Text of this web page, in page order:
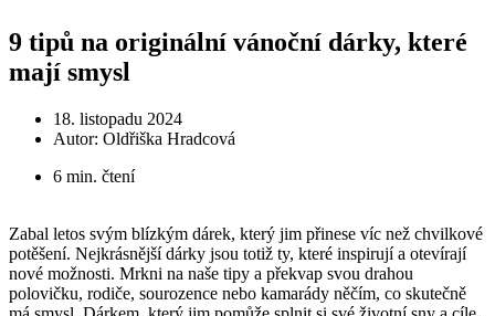
9 tipů na originální vánoční dárky, které
mají smysl
18. listopadu 2024
Autor: Oldřiška Hradcová
6 min. čtení
Zabal letos svým blízkým dárek, který jim přinese víc než chvilkové
potěšení. Nejkrásnější dárky jsou totiž ty, které inspirují a otevírají
nové možnosti. Mrkni na naše tipy a překvap svou drahou
polovičku, rodiče, sourozence nebo kamarády něčím, co skutečně